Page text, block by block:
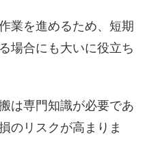
業を進めるため、短期
場合にも大いに役立ち
は専門知識が必要であ
のリスクが高まりま